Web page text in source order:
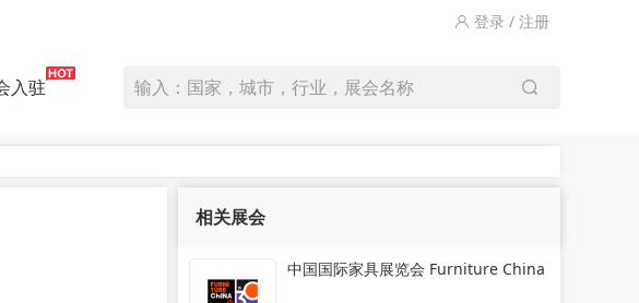
登录 / 注册
入驻 输入：国家，城市，行业，展会名称
相关展会
中国国际家具展览会 Furniture China